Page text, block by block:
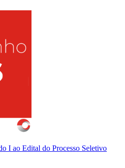
I ao Edital do Processo Seletivo